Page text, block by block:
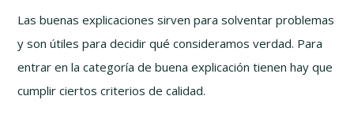
Las buenas explicaciones sirven para solventar problemas
y son útiles para decidir qué consideramos verdad. Para
entrar en la categoría de buena explicación tienen hay que
cumplir ciertos criterios de calidad.